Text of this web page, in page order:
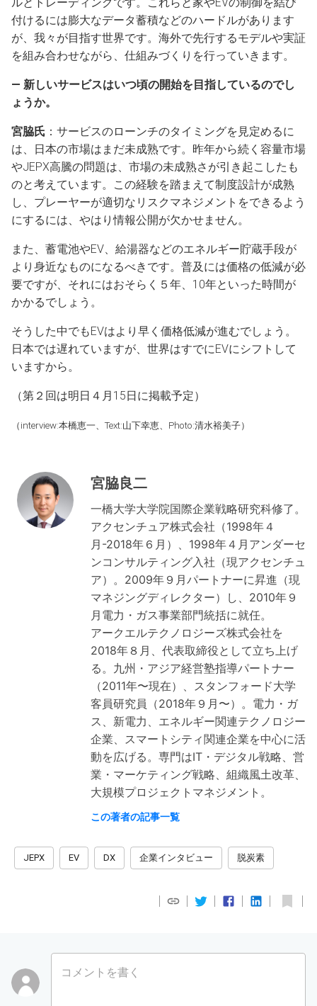
付けるには膨大なデータ蓄積などのハードルがあります
が、我々が目指す世界です。海外で先行するモデルや実証
を組み合わせながら、仕組みづくりを行っていきます。
― 新しいサービスはいつ頃の開始を目指しているのでし
ょうか。
宮脇氏 ：サービスのローンチのタイミングを見定めるに
は、日本の市場はまだ未成熟です。昨年から続く容量市場
やJEPX高騰の問題は、市場の未成熟さが引き起こしたも
のと考えています。この経験を踏まえて制度設計が成熟
し、プレーヤーが適切なリスクマネジメントをできるよう
にするには、やはり情報公開が欠かせません。
また、蓄電池やEV、給湯器などのエネルギー貯蔵手段が
より身近なものになるべきです。普及には価格の低減が必
要ですが、それにはおそらく５年、10年といった時間が
かかるでしょう。
そうした中でもEVはより早く価格低減が進むでしょう。
日本では遅れていますが、世界はすでにEVにシフトして
いますから。
（第２回は明日４月15日に掲載予定）
（interview:本橋恵一、Text:山下幸恵、Photo:清水裕美子）
宮脇良二
一橋大学大学院国際企業戦略研究科修了。
アクセンチュア株式会社（1998年４
月-2018年６月）、1998年４月アンダーセ
ンコンサルティング入社（現アクセンチュ
ア）。2009年９月パートナーに昇進（現
マネジングディレクター）し、2010年９
月電力・ガス事業部門統括に就任。
アークエルテクノロジーズ株式会社を
2018年８月、代表取締役として立ち上げ
る。九州・アジア経営塾指導パートナー
（2011年〜現在）、スタンフォード大学
客員研究員（2018年９月〜）。電力・ガ
ス、新電力、エネルギー関連テクノロジー
企業、スマートシティ関連企業を中心に活
動を広げる。専門はIT・デジタル戦略、営
業・マーケティング戦略、組織風土改革、
大規模プロジェクトマネジメント。
この著者の記事一覧
JEPX EV DX 企業インタビュー 脱炭素
コメントを書く